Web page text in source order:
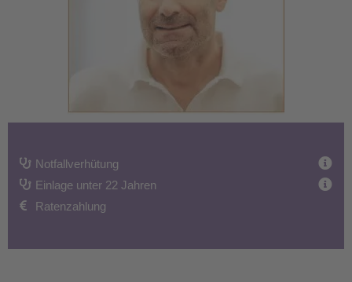
Notfallverhütung
Einlage unter 22 Jahren
Ratenzahlung